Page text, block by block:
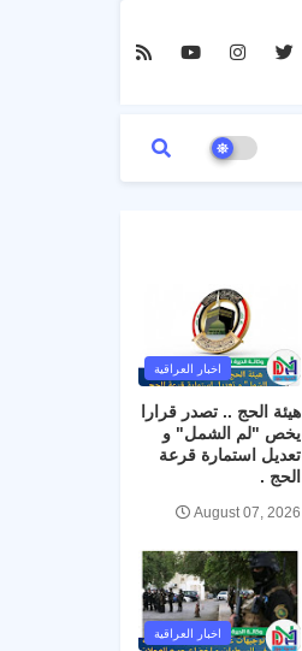
اخبار العراقية
هيئة الحج .. تصدر قرارا
يخص "لم الشمل" و
تعديل استمارة قرعة
الحج .
August 07, 2026
اخبار العراقية